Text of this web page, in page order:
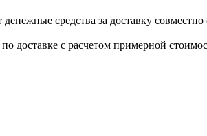
средства за доставку совместно
доставке с расчетом примерной